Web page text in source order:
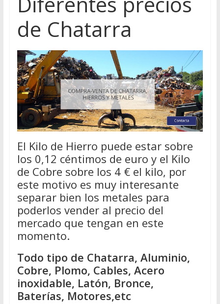
de Chatarra
El Kilo de Hierro puede estar sobre
los 0,12 céntimos de euro y el Kilo
de Cobre sobre los 4 € el kilo, por
este motivo es muy interesante
separar bien los metales para
poderlos vender al precio del
mercado que tengan en este
momento.
Todo tipo de Chatarra, Aluminio,
Cobre, Plomo, Cables, Acero
inoxidable, Latón, Bronce,
Baterías, Motores,etc